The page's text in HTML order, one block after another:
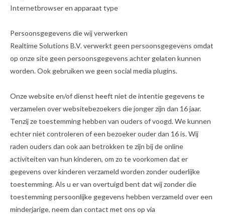
Internetbrowser en apparaat type
Persoonsgegevens die wij verwerken
Realtime Solutions B.V. verwerkt geen persoonsgegevens omdat
op onze site geen persoonsgegevens achter gelaten kunnen
worden. Ook gebruiken we geen social media plugins.
Onze website en/of dienst heeft niet de intentie gegevens te
verzamelen over websitebezoekers die jonger zijn dan 16 jaar.
Tenzij ze toestemming hebben van ouders of voogd. We kunnen
echter niet controleren of een bezoeker ouder dan 16 is. Wij
raden ouders dan ook aan betrokken te zijn bij de online
activiteiten van hun kinderen, om zo te voorkomen dat er
gegevens over kinderen verzameld worden zonder ouderlijke
toestemming. Als u er van overtuigd bent dat wij zonder die
toestemming persoonlijke gegevens hebben verzameld over een
minderjarige, neem dan contact met ons op via